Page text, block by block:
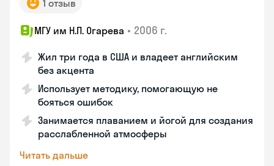
1 отзыв
МГУ им Н.П. Огарева • 2006 г.
Жил три года в США и владеет английским
без акцента
Использует методику, помогающую не
бояться ошибок
Занимается плаванием и йогой для создания
расслабленной атмосферы
Читать дальше